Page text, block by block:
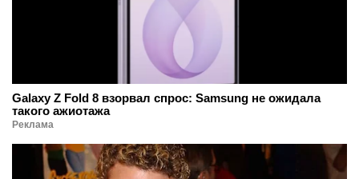
Galaxy Z Fold 8 взорвал спрос: Samsung не ожидала
такого ажиотажа
Реклама